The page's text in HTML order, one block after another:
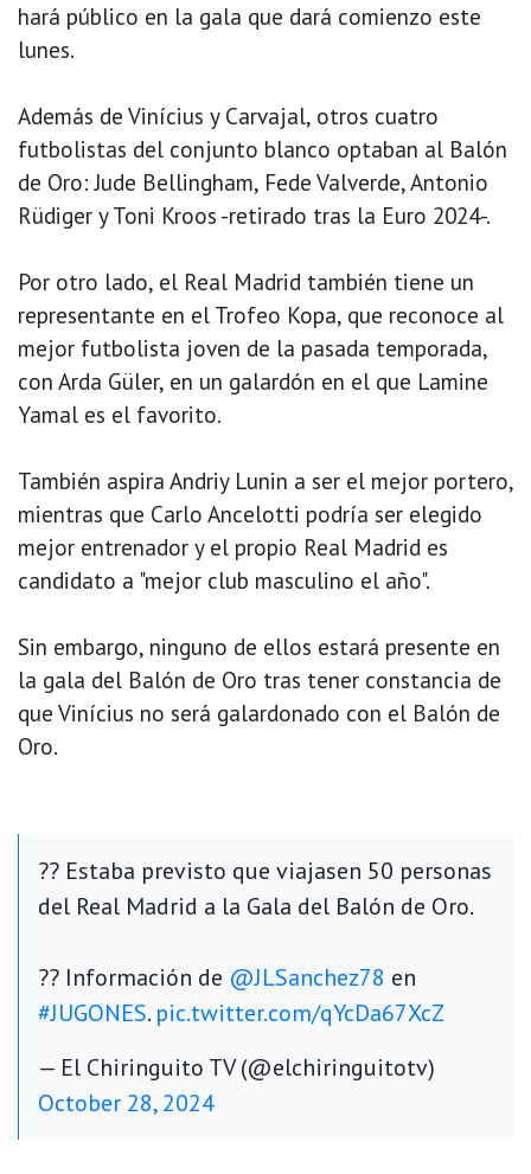
hará público en la gala que dará comienzo este
lunes.
Además de Vinícius y Carvajal, otros cuatro
futbolistas del conjunto blanco optaban al Balón
de Oro: Jude Bellingham, Fede Valverde, Antonio
Rüdiger y Toni Kroos -retirado tras la Euro 2024-.
Por otro lado, el Real Madrid también tiene un
representante en el Trofeo Kopa, que reconoce al
mejor futbolista joven de la pasada temporada,
con Arda Güler, en un galardón en el que Lamine
Yamal es el favorito.
También aspira Andriy Lunin a ser el mejor portero,
mientras que Carlo Ancelotti podría ser elegido
mejor entrenador y el propio Real Madrid es
candidato a "mejor club masculino el año".
Sin embargo, ninguno de ellos estará presente en
la gala del Balón de Oro tras tener constancia de
que Vinícius no será galardonado con el Balón de
Oro.
?? Estaba previsto que viajasen 50 personas
del Real Madrid a la Gala del Balón de Oro.
?? Información de @JLSanchez78 en
#JUGONES. pic.twitter.com/qYcDa67XcZ
— El Chiringuito TV (@elchiringuitotv)
October 28, 2024